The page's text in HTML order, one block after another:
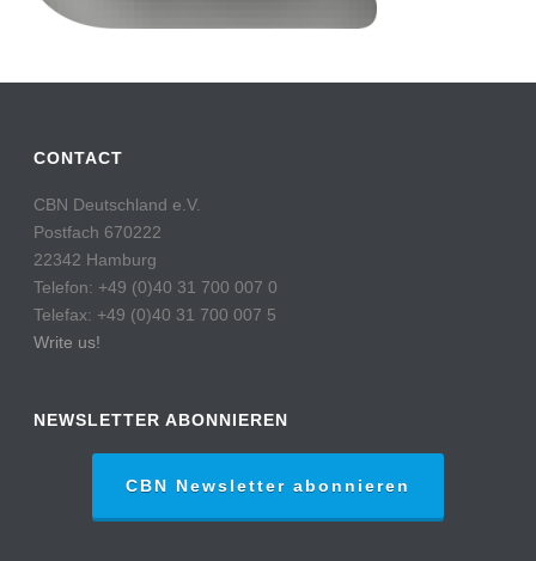
CONTACT
CBN Deutschland e.V.
Postfach 670222
22342 Hamburg
Telefon: +49 (0)40 31 700 007 0
Telefax: +49 (0)40 31 700 007 5
Write us!
NEWSLETTER ABONNIEREN
CBN Newsletter abonnieren